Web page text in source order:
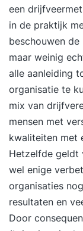
een
in de praktijk
beschouwen de
maar weinig
alle aanleiding
organisatie te
mix van
mensen met
kwaliteiten met
Hetzelfde geldt
wel enige
organisaties
resultaten en
Door